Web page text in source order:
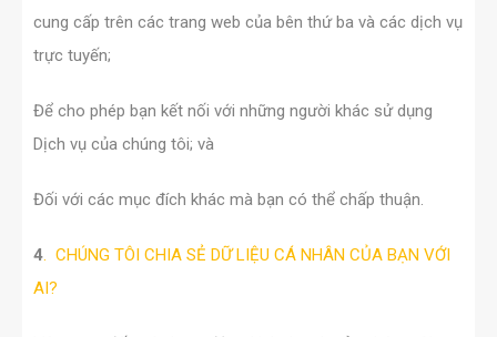
cung cấp trên các trang web của bên thứ ba và các dịch vụ
trực tuyến;
Để cho phép bạn kết nối với những người khác sử dụng
Dịch vụ của chúng tôi; và
Đối với các mục đích khác mà bạn có thể chấp thuận.
4. CHÚNG TÔI CHIA SẺ DỮ LIỆU CÁ NHÂN CỦA BẠN VỚI
AI?